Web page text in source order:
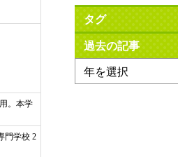
。本学
門学校 2
タグ
過去の記事